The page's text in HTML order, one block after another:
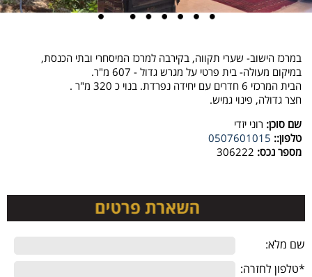
במרכז הישוב- שערי תקווה, בקירבה למרכז המיסחרי ובתי הכנסת,
במיקום מעולה- בית פרטי על מגרש גדול - 607 מ"ר.
הבית המרכזי 6 חדרים עם יחידה נפרדת. בנוי כ 320 מ"ר .
חצר גדולה, פינוי גמיש.
שם סוכן: רוני יזדי
טלפון:: 0507601015
מספר נכס: 306222
שם מלא:
*טלפון לחזרה: